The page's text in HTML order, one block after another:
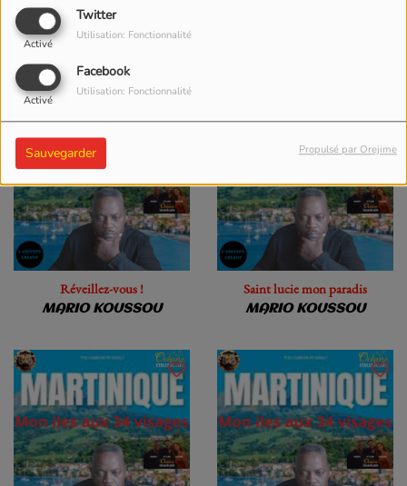
Twitter
Activé
Utilisation: Fonctionnalité
Facebook
Activé
Utilisation: Fonctionnalité
Sauvegarder Propulsé par Orejime
Neg komte neg.
Réveillez-vous !
MARIO KOUSSOU
Saint lucie mon paradis
MARIO KOUSSOU